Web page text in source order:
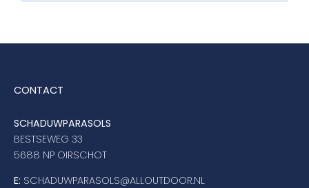
CONTACT
SCHADUWPARASOLS
BESTSEWEG 33
5688 NP OIRSCHOT
E: SCHADUWPARASOLS@ALLOUTDOOR.NL